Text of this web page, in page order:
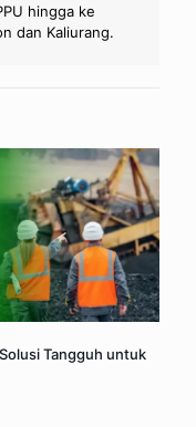
hingga ke
dan Kaliurang.
Tangguh untuk